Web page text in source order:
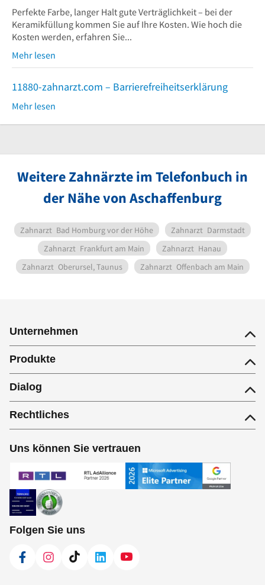
Perfekte Farbe, langer Halt gute Verträglichkeit – bei der
Keramikfüllung kommen Sie auf Ihre Kosten. Wie hoch die
Kosten werden, erfahren Sie...
Mehr lesen
11880-zahnarzt.com – Barrierefreiheitserklärung
Mehr lesen
Weitere Zahnärzte im Telefonbuch in
der Nähe von Aschaffenburg
Zahnarzt Bad Homburg vor der Höhe Zahnarzt Darmstadt
Zahnarzt Frankfurt am Main Zahnarzt Hanau
Zahnarzt Oberursel, Taunus Zahnarzt Offenbach am Main
Unternehmen
Produkte
Dialog
Rechtliches
Uns können Sie vertrauen
Folgen Sie uns